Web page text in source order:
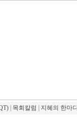
| 목회칼럼 지혜의 한마디